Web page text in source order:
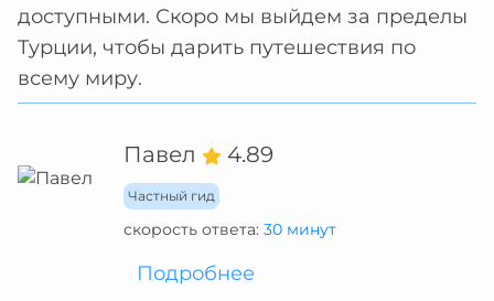
доступными. Скоро мы выйдем за пределы
Турции, чтобы дарить путешествия по
всему миру.
Павел 4.89
Частный гид
скорость ответа: 30 минут
Подробнее